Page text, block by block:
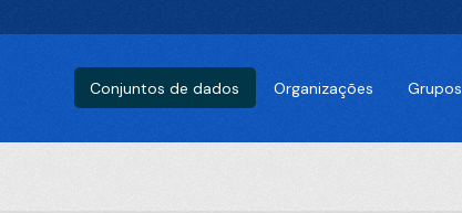
Conjuntos de dados Organizações Grupos